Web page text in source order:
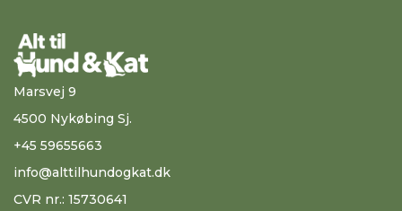
Marsvej 9
4500 Nykøbing Sj.
+45 59655663
info@alttilhundogkat.dk
CVR nr.: 15730641